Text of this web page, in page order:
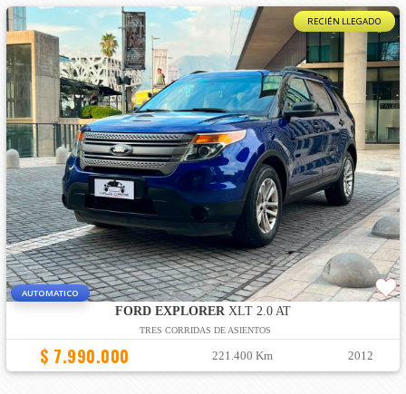
RECIÉN LLEGADO
AUTOMATICO
FORD EXPLORERXLT 2.0 AT
TRES CORRIDAS DE ASIENTOS
$ 7.990.000 221.400 Km 2012